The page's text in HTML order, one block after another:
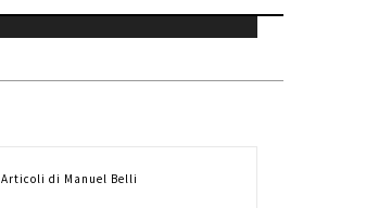
Articoli di Manuel Belli